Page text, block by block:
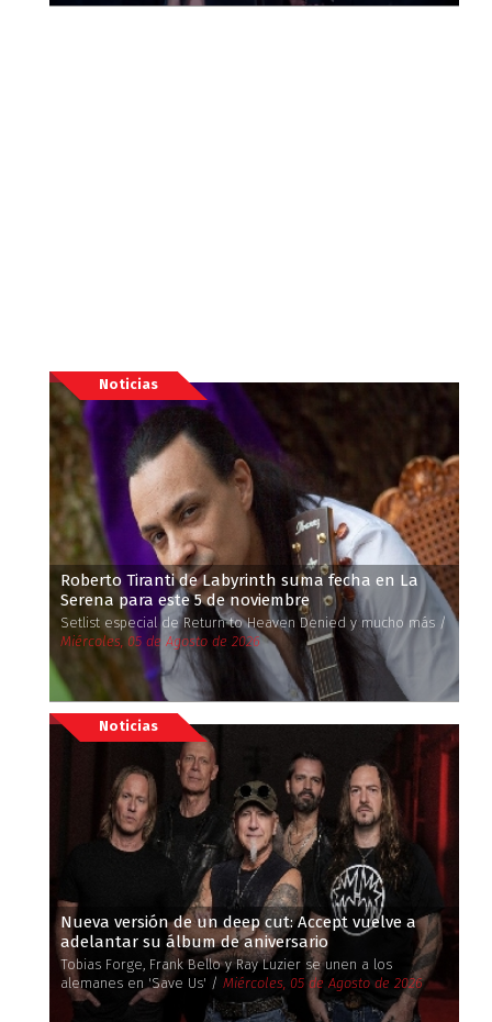
Noticias
Roberto Tiranti de Labyrinth suma fecha en La
Serena para este 5 de noviembre
Setlist especial de Return to Heaven Denied y mucho más /
Miércoles, 05 de Agosto de 2026
Noticias
Nueva versión de un deep cut: Accept vuelve a
adelantar su álbum de aniversario
Tobias Forge, Frank Bello y Ray Luzier se unen a los
alemanes en 'Save Us' / Miércoles, 05 de Agosto de 2026